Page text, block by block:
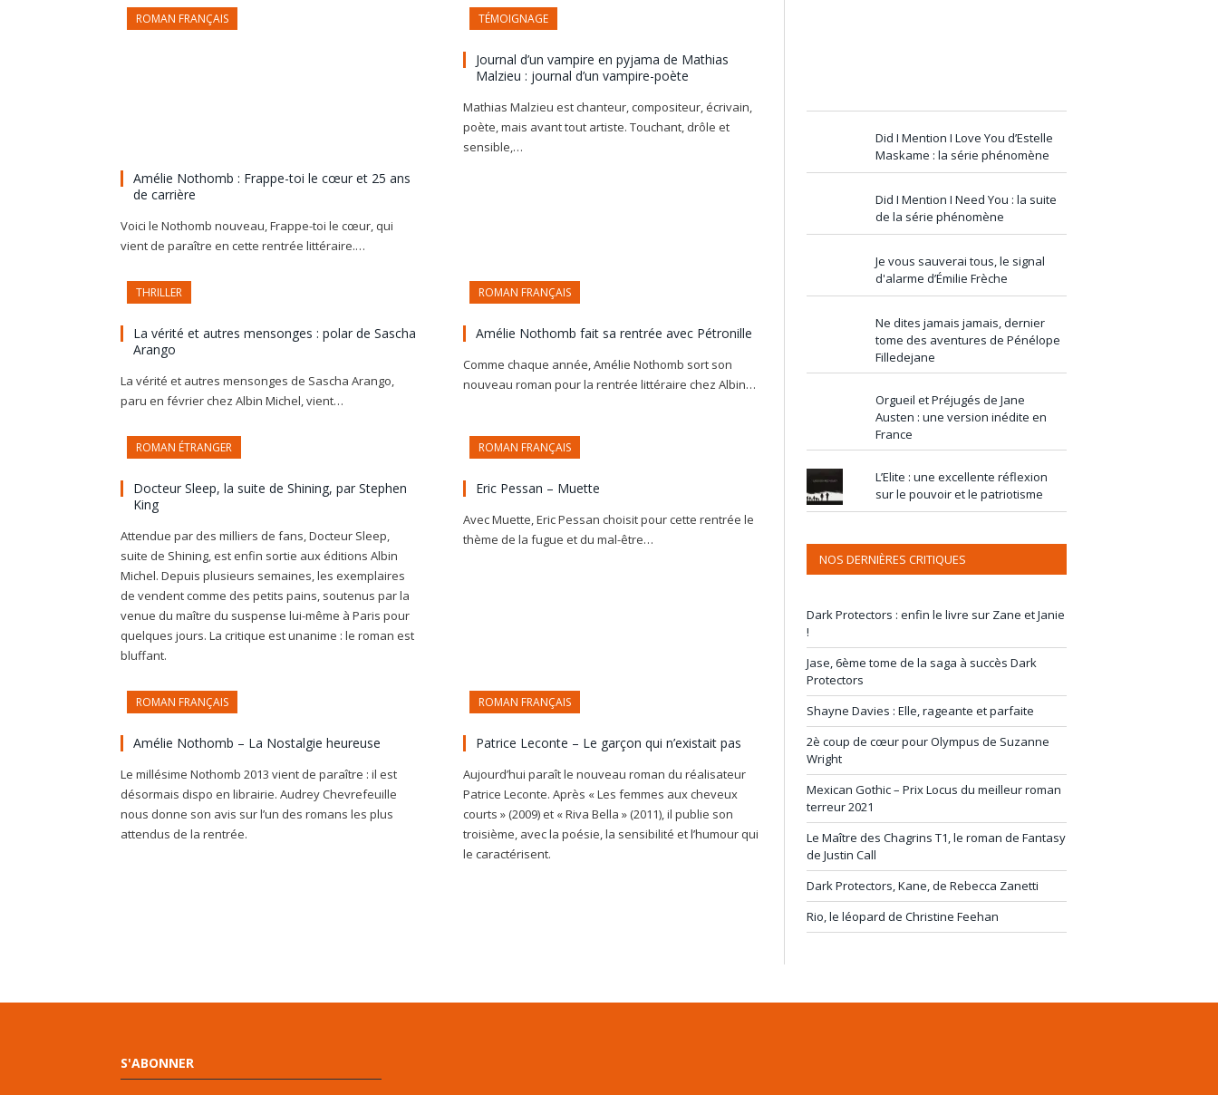
ROMAN FRANÇAIS
Amélie Nothomb : Frappe-toi le cœur et 25 ans
de carrière
Voici le Nothomb nouveau, Frappe-toi le cœur, qui
vient de paraître en cette rentrée littéraire.…
TÉMOIGNAGE
Journal d’un vampire en pyjama de Mathias
Malzieu : journal d’un vampire-poète
Mathias Malzieu est chanteur, compositeur, écrivain,
poète, mais avant tout artiste. Touchant, drôle et
sensible,…
THRILLER
La vérité et autres mensonges : polar de Sascha
Arango
La vérité et autres mensonges de Sascha Arango,
paru en février chez Albin Michel, vient…
ROMAN FRANÇAIS
Amélie Nothomb fait sa rentrée avec Pétronille
Comme chaque année, Amélie Nothomb sort son
nouveau roman pour la rentrée littéraire chez Albin…
ROMAN ÉTRANGER
Docteur Sleep, la suite de Shining, par Stephen
King
Attendue par des milliers de fans, Docteur Sleep,
suite de Shining, est enfin sortie aux éditions Albin
Michel. Depuis plusieurs semaines, les exemplaires
de vendent comme des petits pains, soutenus par la
venue du maître du suspense lui-même à Paris pour
quelques jours. La critique est unanime : le roman est
bluffant.
ROMAN FRANÇAIS
Eric Pessan – Muette
Avec Muette, Eric Pessan choisit pour cette rentrée le
thème de la fugue et du mal-être…
ROMAN FRANÇAIS
Amélie Nothomb – La Nostalgie heureuse
Le millésime Nothomb 2013 vient de paraître : il est
désormais dispo en librairie. Audrey Chevrefeuille
nous donne son avis sur l’un des romans les plus
attendus de la rentrée.
ROMAN FRANÇAIS
Patrice Leconte – Le garçon qui n’existait pas
Aujourd’hui paraît le nouveau roman du réalisateur
Patrice Leconte. Après « Les femmes aux cheveux
courts » (2009) et « Riva Bella » (2011), il publie son
troisième, avec la poésie, la sensibilité et l’humour qui
le caractérisent.
Did I Mention I Love You d’Estelle
Maskame : la série phénomène
Did I Mention I Need You : la suite
de la série phénomène
Je vous sauverai tous, le signal
d'alarme d’Émilie Frèche
Ne dites jamais jamais, dernier
tome des aventures de Pénélope
Filledejane
Orgueil et Préjugés de Jane
Austen : une version inédite en
France
L’Elite : une excellente réflexion
sur le pouvoir et le patriotisme
NOS DERNIÈRES CRITIQUES
Dark Protectors : enfin le livre sur Zane et Janie
!
Jase, 6ème tome de la saga à succès Dark
Protectors
Shayne Davies : Elle, rageante et parfaite
2è coup de cœur pour Olympus de Suzanne
Wright
Mexican Gothic – Prix Locus du meilleur roman
terreur 2021
Le Maître des Chagrins T1, le roman de Fantasy
de Justin Call
Dark Protectors, Kane, de Rebecca Zanetti
Rio, le léopard de Christine Feehan
S'ABONNER